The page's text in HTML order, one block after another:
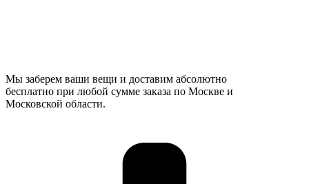
Мы заберем ваши вещи и доставим абсолютно
бесплатно при любой сумме заказа по Москве и
Московской области.